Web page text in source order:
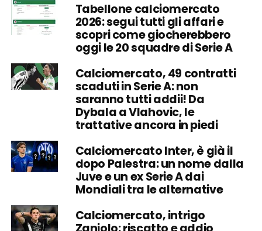
Tabellone calciomercato
2026: segui tutti gli affari e
scopri come giocherebbero
oggi le 20 squadre di Serie A
Calciomercato, 49 contratti
scaduti in Serie A: non
saranno tutti addii! Da
Dybala a Vlahovic, le
trattative ancora in piedi
Calciomercato Inter, è già il
dopo Palestra: un nome dalla
Juve e un ex Serie A dai
Mondiali tra le alternative
Calciomercato, intrigo